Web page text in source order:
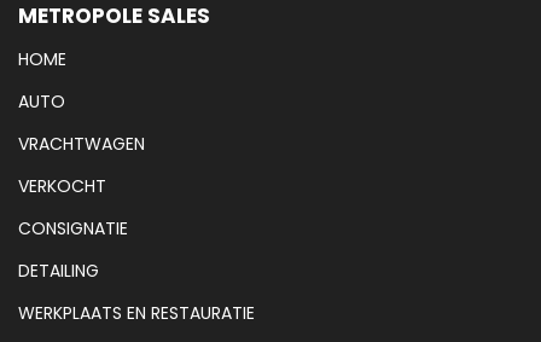
METROPOLE SALES
HOME
AUTO
VRACHTWAGEN
VERKOCHT
CONSIGNATIE
DETAILING
WERKPLAATS EN RESTAURATIE